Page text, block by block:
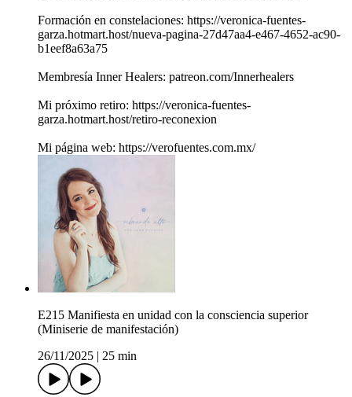
Formación en constelaciones: https://veronica-fuentes-
garza.hotmart.host/nueva-pagina-27d47aa4-e467-4652-ac90-
b1eef8a63a75
Membresía Inner Healers: patreon.com/Innerhealers
Mi próximo retiro: https://veronica-fuentes-
garza.hotmart.host/retiro-reconexion
Mi página web: https://verofuentes.com.mx/
E215 Manifiesta en unidad con la consciencia superior
(Miniserie de manifestación)
26/11/2025
25 min